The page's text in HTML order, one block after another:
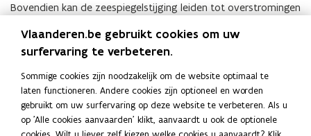
Bovendien kan de zeespiegelstijging leiden tot overstromingen
verergerd door de combinatie met een hogere afvoer, als
gevolg van de toenemende winterneerslag. De
zeespiegelstijging kan ook leiden tot hogere
grondwaterstanden in de kustzone en langs de riviermonden,
en tot de verzilting van het grond- en oppervlaktewater. Dat
laatste kan dan weer een impact hebben op de kwaliteit van
Vlaanderen.be gebruikt cookies om uw
surfervaring te verbeteren.
Sommige cookies zijn noodzakelijk om de website optimaal te
laten functioneren. Andere cookies zijn optioneel en worden
gebruikt om uw surfervaring op deze website te verbeteren. Als u
op 'Alle cookies aanvaarden' klikt, aanvaardt u ook de optionele